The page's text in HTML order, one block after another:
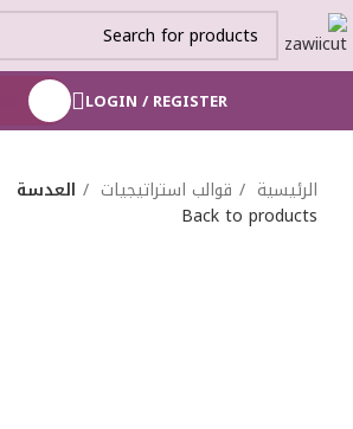
LOGIN / REGISTER
الرئيسية قوالب استراتيجيات
العدسة
Back to products